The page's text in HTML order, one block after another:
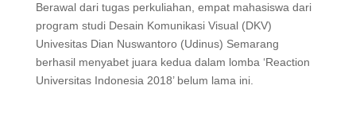
Berawal dari tugas perkuliahan, empat mahasiswa dari
program studi Desain Komunikasi Visual (DKV)
Univesitas Dian Nuswantoro (Udinus) Semarang
berhasil menyabet juara kedua dalam lomba ‘Reaction
Universitas Indonesia 2018’ belum lama ini.